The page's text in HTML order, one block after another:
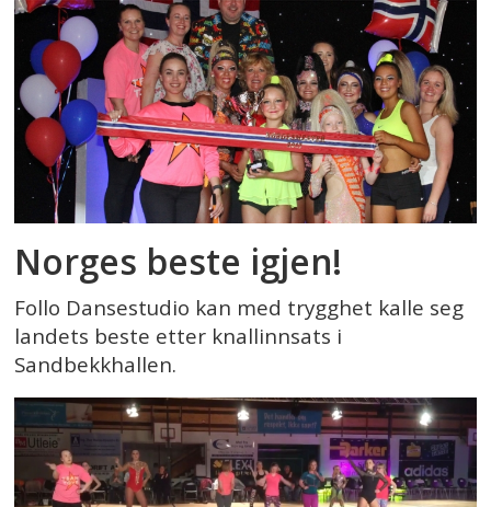
Norges beste igjen!
Follo Dansestudio kan med trygghet kalle seg
landets beste etter knallinnsats i
Sandbekkhallen.